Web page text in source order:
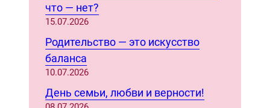
что — нет?
15.07.2026
Родительство — это искусство
баланса
10.07.2026
День семьи, любви и верности!